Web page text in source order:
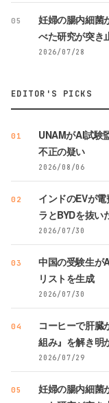
05
妊婦の腸内細菌
べた研究が突き
2026/07/28
EDITOR'S PICKS
01
UNAMがAI試験
不正の疑い
2026/08/06
02
インドのEVが
ラとBYDを抜い
2026/07/30
03
中国の受験生が
リストを生成
2026/07/30
04
コーヒーで肝臓
組み』を解き明
2026/07/29
05
妊婦の腸内細菌